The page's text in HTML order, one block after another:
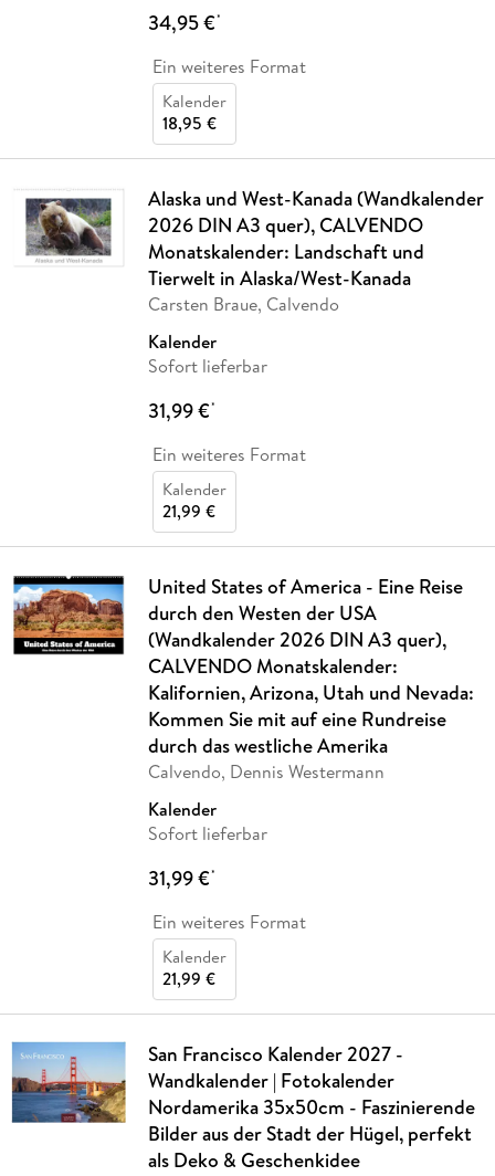
34,95 €*
Ein weiteres Format
Kalender
18,95 €
Alaska und West-Kanada (Wandkalender
2026 DIN A3 quer), CALVENDO
Monatskalender: Landschaft und
Tierwelt in Alaska/West-Kanada
Carsten Braue, Calvendo
Kalender
Sofort lieferbar
31,99 €*
Ein weiteres Format
Kalender
21,99 €
United States of America - Eine Reise
durch den Westen der USA
(Wandkalender 2026 DIN A3 quer),
CALVENDO Monatskalender:
Kalifornien, Arizona, Utah und Nevada:
Kommen Sie mit auf eine Rundreise
durch das westliche Amerika
Calvendo, Dennis Westermann
Kalender
Sofort lieferbar
31,99 €*
Ein weiteres Format
Kalender
21,99 €
San Francisco Kalender 2027 -
Wandkalender | Fotokalender
Nordamerika 35x50cm - Faszinierende
Bilder aus der Stadt der Hügel, perfekt
als Deko & Geschenkidee